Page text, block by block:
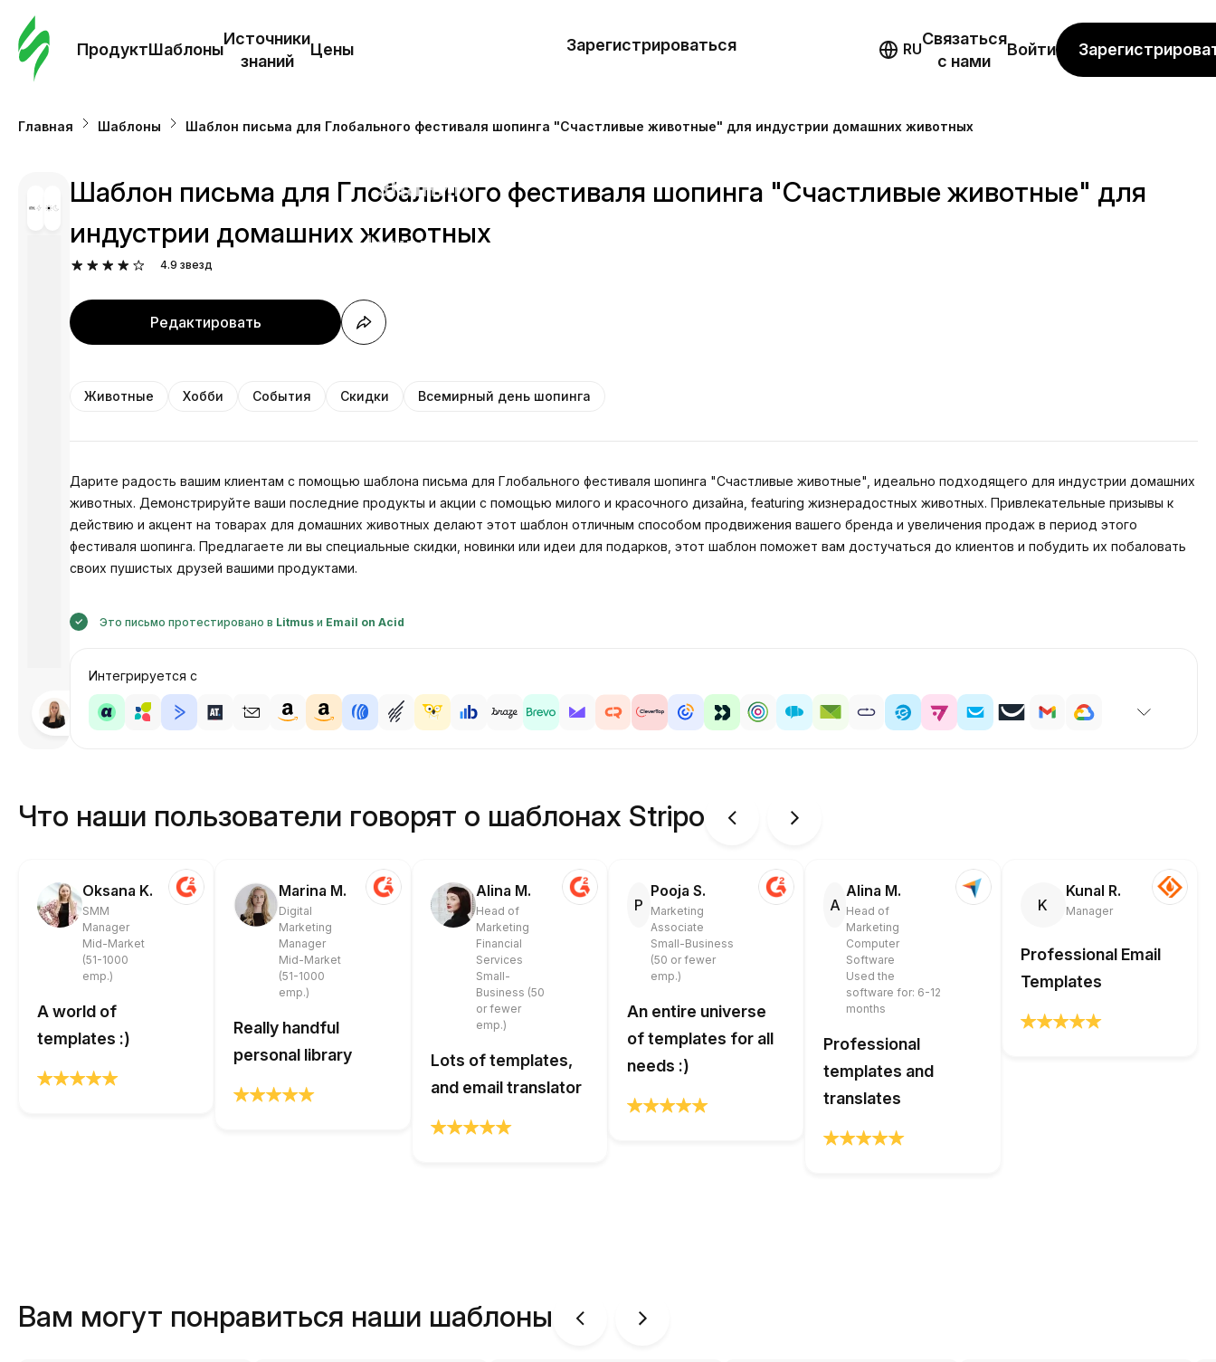
ПродуктШаблоны
Источники
знаний
Цены
знаний
Цены
Зарегистрироваться RU
Связаться
с нами
Войти
Главная Шаблоны Шаблон письма для Глобального фестиваля шопинга "Счастливые животные" для индустрии домашних животных
Разработано
Анастасия
Шаблон письма для Глобального фестиваля шопинга "Счастливые животные" для
индустрии домашних животных
4.9 звезд
Редактировать
Животные Хобби События Скидки Всемирный день шопинга
Дарите радость вашим клиентам с помощью шаблона письма для Глобального фестиваля шопинга "Счастливые животные", идеально подходящего для индустрии домашних
животных. Демонстрируйте ваши последние продукты и акции с помощью милого и красочного дизайна, featuring жизнерадостных животных. Привлекательные призывы к
действию и акцент на товарах для домашних животных делают этот шаблон отличным способом продвижения вашего бренда и увеличения продаж в период этого
фестиваля шопинга. Предлагаете ли вы специальные скидки, новинки или идеи для подарков, этот шаблон поможет вам достучаться до клиентов и побудить их побаловать
своих пушистых друзей вашими продуктами.
Это письмо протестировано в Litmus и Email on Acid
Интегрируется с
Что наши пользователи говорят о шаблонах Stripo
Oksana K.
SMM
Manager
Mid-Market
(51-1000
emp.)
A world of
templates :)
Marina M.
Digital
Marketing
Manager
Mid-Market
(51-1000
emp.)
Really handful
personal library
Alina M.
Head of
Marketing
Financial
Services
Small-
Business (50
or fewer
emp.)
Lots of templates,
and email translator
P
Pooja S.
Marketing
Associate
Small-Business
(50 or fewer
emp.)
An entire universe
of templates for all
needs :)
A
Alina M.
Head of
Marketing
Computer
Software
Used the
software for: 6-12
months
Professional
templates and
translates
K
Kunal R.
Manager
Professional Email
Templates
Вам могут понравиться наши шаблоны